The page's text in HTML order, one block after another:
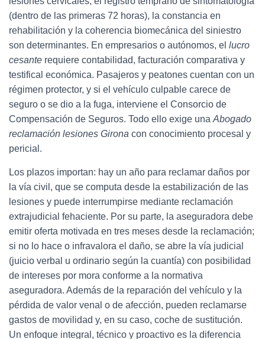
(dentro de las primeras 72 horas), la constancia en
rehabilitación y la coherencia biomecánica del siniestro
son determinantes. En empresarios o autónomos, el lucro
cesante requiere contabilidad, facturación comparativa y
testifical económica. Pasajeros y peatones cuentan con un
régimen protector, y si el vehículo culpable carece de
seguro o se dio a la fuga, interviene el Consorcio de
Compensación de Seguros. Todo ello exige una Abogado
reclamación lesiones Girona con conocimiento procesal y
pericial.
Los plazos importan: hay un año para reclamar daños por
la vía civil, que se computa desde la estabilización de las
lesiones y puede interrumpirse mediante reclamación
extrajudicial fehaciente. Por su parte, la aseguradora debe
emitir oferta motivada en tres meses desde la reclamación;
si no lo hace o infravalora el daño, se abre la vía judicial
(juicio verbal u ordinario según la cuantía) con posibilidad
de intereses por mora conforme a la normativa
aseguradora. Además de la reparación del vehículo y la
pérdida de valor venal o de afección, pueden reclamarse
gastos de movilidad y, en su caso, coche de sustitución.
Un enfoque integral, técnico y proactivo es la diferencia